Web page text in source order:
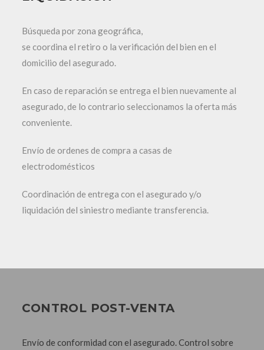
Búsqueda por zona geográfica,
se coordina el retiro o la verificación del bien en el
domicilio del asegurado.
En caso de reparación se entrega el bien nuevamente al
asegurado, de lo contrario seleccionamos la oferta más
conveniente.
Envío de ordenes de compra a casas de
electrodomésticos
Coordinación de entrega con el asegurado y/o
liquidación del siniestro mediante transferencia.
CONTROL POST-VENTA
Envío de conformidad con el asegurado. Control sobre